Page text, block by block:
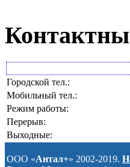
Городской тел.:
Мобильный тел.:
Режим работы:
Перерыв:
Выходные:
ООО «Антал+» 2002-2019.